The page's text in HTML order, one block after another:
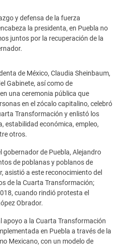
y defensa de la fuerza
la presidenta, en Puebla no
juntos por la recuperación de la
de México, Claudia Sheinbaum,
Gabinete, así como de
una ceremonia pública que
en el zócalo capitalino, celebró
Transformación y enlistó los
estabilidad económica, empleo,
otros.
gobernador de Puebla, Alejandro
de poblanas y poblanos de
asistió a este reconocimiento del
de la Cuarta Transformación;
cuando rindió protesta el
Obrador.
apoyo a la Cuarta Transformación
en Puebla a través de la
Mexicano, con un modelo de